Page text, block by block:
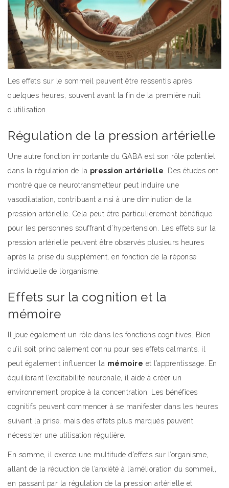
Les effets sur le sommeil peuvent être ressentis après
quelques heures, souvent avant la fin de la première nuit
d’utilisation.
Régulation de la pression artérielle
Une autre fonction importante du GABA est son rôle potentiel
dans la régulation de la pression artérielle . Des études ont
montré que ce neurotransmetteur peut induire une
vasodilatation, contribuant ainsi à une diminution de la
pression artérielle. Cela peut être particulièrement bénéfique
pour les personnes souffrant d’hypertension. Les effets sur la
pression artérielle peuvent être observés plusieurs heures
après la prise du supplément, en fonction de la réponse
individuelle de l’organisme.
Effets sur la cognition et la
mémoire
Il joue également un rôle dans les fonctions cognitives. Bien
qu’il soit principalement connu pour ses effets calmants, il
peut également influencer la mémoire et l’apprentissage. En
équilibrant l’excitabilité neuronale, il aide à créer un
environnement propice à la concentration. Les bénéfices
cognitifs peuvent commencer à se manifester dans les heures
suivant la prise, mais des effets plus marqués peuvent
nécessiter une utilisation régulière.
En somme, il exerce une multitude d’effets sur l’organisme,
allant de la réduction de l’anxiété à l’amélioration du sommeil,
en passant par la régulation de la pression artérielle et